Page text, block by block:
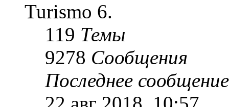
Turismo 6.
119 Темы
9278 Сообщения
Последнее сообщение